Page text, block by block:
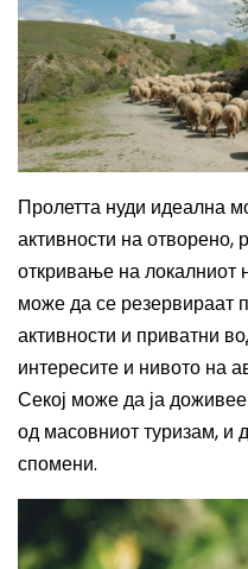
Пролетта нуди идеална
активности на отворено,
откривање на локалниот
може да се резервираат
активности и приватни
интересите и нивото на
Секој може да ја
од масовниот туризам, и
спомени.